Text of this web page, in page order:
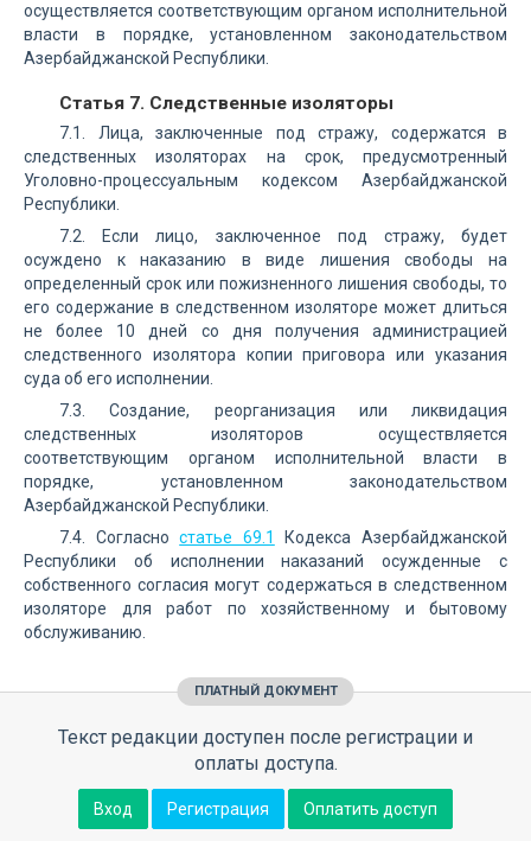
осуществляется соответствующим органом исполнительной
власти в порядке, установленном законодательством
Азербайджанской Республики.
Статья 7. Следственные изоляторы
7.1. Лица, заключенные под стражу, содержатся в
следственных изоляторах на срок, предусмотренный
Уголовно-процессуальным кодексом Азербайджанской
Республики.
7.2. Если лицо, заключенное под стражу, будет
осуждено к наказанию в виде лишения свободы на
определенный срок или пожизненного лишения свободы, то
его содержание в следственном изоляторе может длиться
не более 10 дней со дня получения администрацией
следственного изолятора копии приговора или указания
суда об его исполнении.
7.3. Создание, реорганизация или ликвидация
следственных изоляторов осуществляется
соответствующим органом исполнительной власти в
порядке, установленном законодательством
Азербайджанской Республики.
7.4. Согласностатье 69.1
Кодекса Азербайджанской
Республики об исполнении наказаний осужденные с
собственного согласия могут содержаться в следственном
изоляторе для работ по хозяйственному и бытовому
обслуживанию.
ПЛАТНЫЙ ДОКУМЕНТ
Текст редакции доступен после регистрации и
оплаты доступа.
Вход Регистрация Оплатить доступ